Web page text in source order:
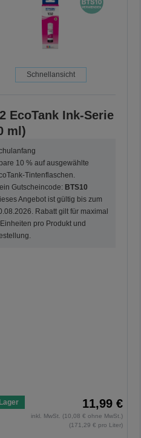
Schnellansicht
EcoTank Ink-Serie
ml)
10 % auf ausgewählte
Tintenflaschen.
Gutscheincode: BTS10
Angebot ist gültig bis zum
Rabatt gilt für maximal
pro Produkt und
11,99 €
inkl. MwSt. (10,08 € ohne MwSt.)
(171,29 € pro Liter)